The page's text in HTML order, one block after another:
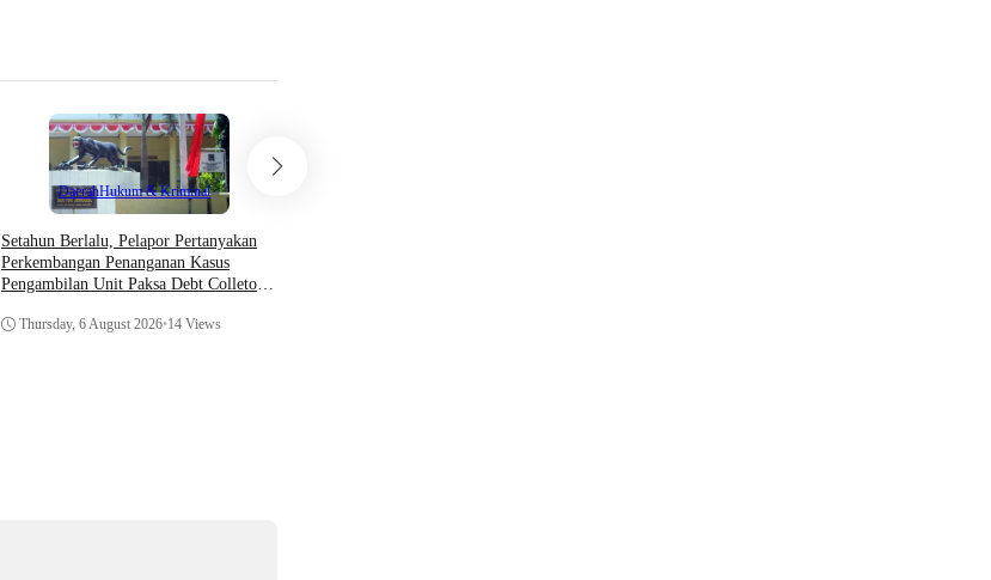
DaerahHukum & Kriminal
Setahun Berlalu, Pelapor Pertanyakan
Perkembangan Penanganan Kasus
Pengambilan Unit Paksa Debt Colletor
Thursday, 6 August 2026•14 Views